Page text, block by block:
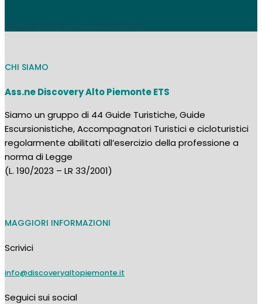
CHI SIAMO
Ass.ne Discovery Alto Piemonte ETS
Siamo un gruppo di 44 Guide Turistiche, Guide
Escursionistiche, Accompagnatori Turistici e cicloturistici
regolarmente abilitati all’esercizio della professione a
norma di Legge
(L. 190/2023 – LR 33/2001)
MAGGIORI INFORMAZIONI
Scrivici
info@discoveryaltopiemonte.it
Seguici sui social